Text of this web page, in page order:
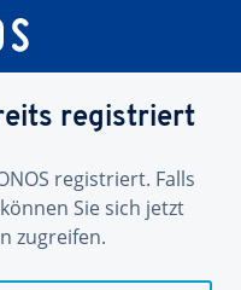
registriert
registriert. Falls
Sie sich jetzt
zugreifen.